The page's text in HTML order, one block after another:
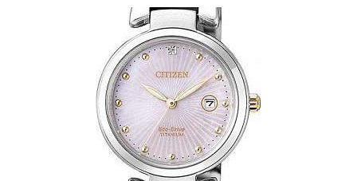
Citizen
EW2506-81Y
i